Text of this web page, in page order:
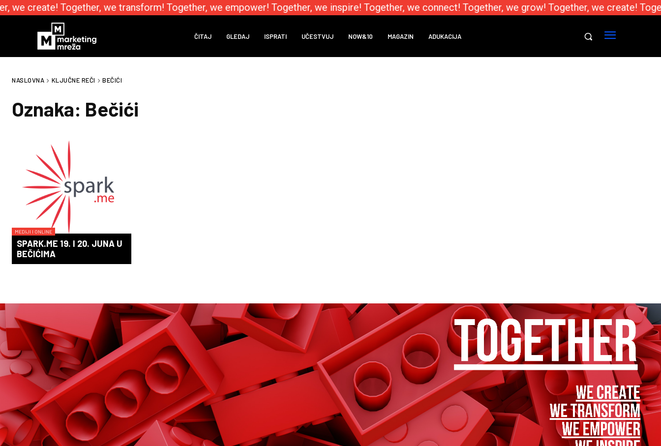
we create! Together, we transform! Together, we empower! Together, we inspire! Together, we connect! Together, we grow! Together, we create!
ČITAJ GLEDAJ ISPRATI UČESTVUJ NOW&10 MAGAZIN ADUKACIJA
NASLOVNA KLJUČNE REČI BEČIĆI
Oznaka: Bečići
MEDIJI I ONLINE
SPARK.ME 19. I 20. JUNA U
BEČIĆIMA